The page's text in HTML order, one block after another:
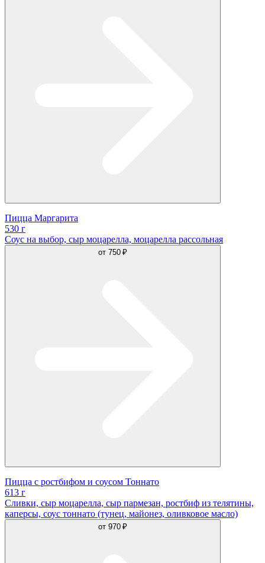
Пицца Маргарита
530 г
Соус на выбор, сыр моцарелла, моцарелла рассольная
от 750 ₽
Пицца с ростбифом и соусом Тоннато
613 г
Сливки, сыр моцарелла, сыр пармезан, ростбиф из телятины,
каперсы, соус тоннато (тунец, майонез, оливковое масло)
от 970 ₽